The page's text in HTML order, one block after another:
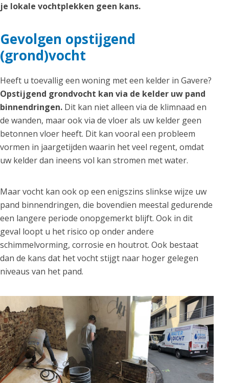
je lokale vochtplekken geen kans.
Gevolgen opstijgend
(grond)vocht
Heeft u toevallig een woning met een kelder in Gavere?
Opstijgend grondvocht kan via de kelder uw pand
binnendringen. Dit kan niet alleen via de klimnaad en
de wanden, maar ook via de vloer als uw kelder geen
betonnen vloer heeft. Dit kan vooral een probleem
vormen in jaargetijden waarin het veel regent, omdat
uw kelder dan ineens vol kan stromen met water.
Maar vocht kan ook op een enigszins slinkse wijze uw
pand binnendringen, die bovendien meestal gedurende
een langere periode onopgemerkt blijft. Ook in dit
geval loopt u het risico op onder andere
schimmelvorming, corrosie en houtrot. Ook bestaat
dan de kans dat het vocht stijgt naar hoger gelegen
niveaus van het pand.